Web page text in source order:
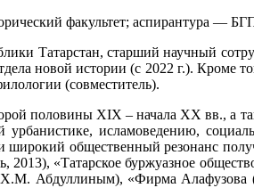
факультет; аспирантура —
Татарстан, старший научный
новой истории (с 2022 г.). Кроме
(совместитель).
половины XIX – начала XX вв., а
исламоведению,
общественный резонанс
«Татарское буржуазное
Х.М. Абдуллиным), «Фирма